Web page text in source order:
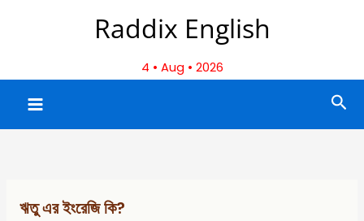
Raddix English
4 • Aug • 2026
ঋতু এর ইংরেজি কি?